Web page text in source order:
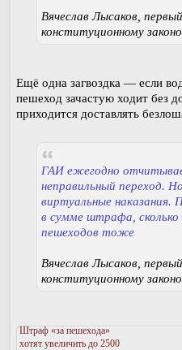
Вячеслав Лысаков,
конституционному
Ещё одна загвоздка — если
пешеход зачастую ходит без
приходится доставлять
ГАИ ежегодно
неправильный переход.
виртуальные наказания.
в сумме штрафа,
пешеходов тоже
Вячеслав Лысаков,
конституционному
Штраф «за пешехода»
хотят увеличить до 2500